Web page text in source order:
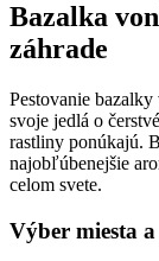
Bazalka
záhrade
Pestovanie
svoje jedlá o
rastliny ponúkajú.
najobľúbenejšie
celom svete.
Výber miesta